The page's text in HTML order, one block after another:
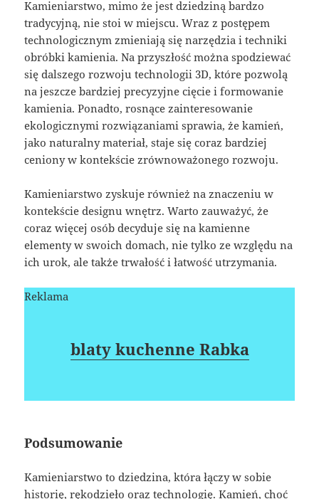
Kamieniarstwo, mimo że jest dziedziną bardzo
tradycyjną, nie stoi w miejscu. Wraz z postępem
technologicznym zmieniają się narzędzia i techniki
obróbki kamienia. Na przyszłość można spodziewać
się dalszego rozwoju technologii 3D, które pozwolą
na jeszcze bardziej precyzyjne cięcie i formowanie
kamienia. Ponadto, rosnące zainteresowanie
ekologicznymi rozwiązaniami sprawia, że kamień,
jako naturalny materiał, staje się coraz bardziej
ceniony w kontekście zrównoważonego rozwoju.
Kamieniarstwo zyskuje również na znaczeniu w
kontekście designu wnętrz. Warto zauważyć, że
coraz więcej osób decyduje się na kamienne
elementy w swoich domach, nie tylko ze względu na
ich urok, ale także trwałość i łatwość utrzymania.
Reklama
blaty kuchenne Rabka
Podsumowanie
Kamieniarstwo to dziedzina, która łączy w sobie
historię, rękodzieło oraz technologię. Kamień, choć